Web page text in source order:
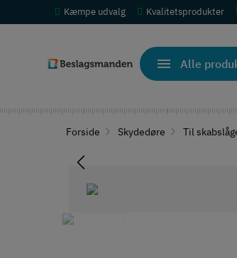
Kæmpe udvalg Kvalitetsprodukter
Alle
Forside Skydedøre Til